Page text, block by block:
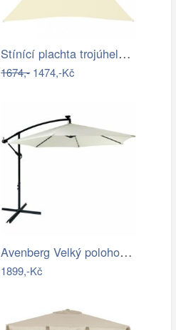
Stínící plachta trojúhelníková 5 x 5 x…
1674,-1474,-Kč
Avenberg Velký polohovatelný slunečník…
1899,-Kč